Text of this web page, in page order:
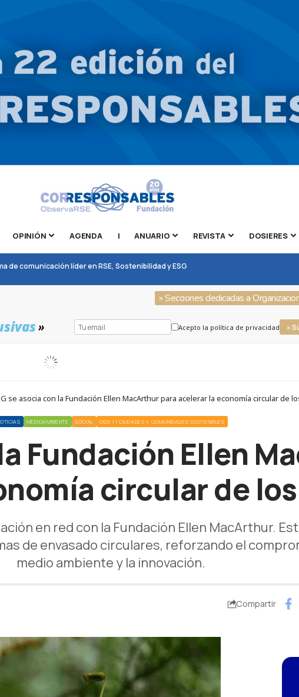
OPINIÓN AGENDA | ANUARIO REVISTA DOSIERES
de comunicación líder en RSE, Sostenibilidad y ESG
» Secciones dedicadas a
» Acepto la política de privacidad »
se asocia con la Fundación Ellen MacArthur para acelerar la economía circular de
MEDIOAMBIENTE SOCIAL ODS 11 CIUDADES Y COMUNIDADES SOSTENIBLES
Fundación Ellen
circular de
en red con la Fundación Ellen MacArthur.
de envasado circulares, reforzando el
medio ambiente y la innovación.
Compartir